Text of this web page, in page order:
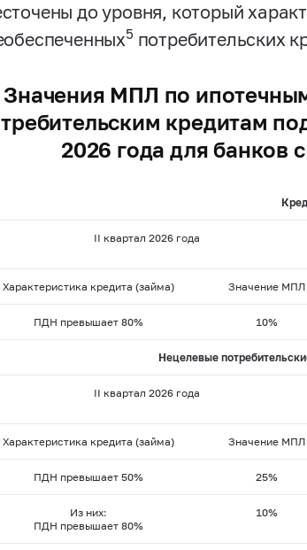
до уровня, который
5 потребительских
Значения МПЛ по
кредитам
2026 года для банков
II квартал 2026 года
Характеристика кредита (займа) Значение МПЛ
ПДН превышает 80% 10%
Нецелевые
II квартал 2026 года
Характеристика кредита (займа) Значение МПЛ
ПДН превышает 50% 25%
Из них:
ПДН превышает 80%
10%